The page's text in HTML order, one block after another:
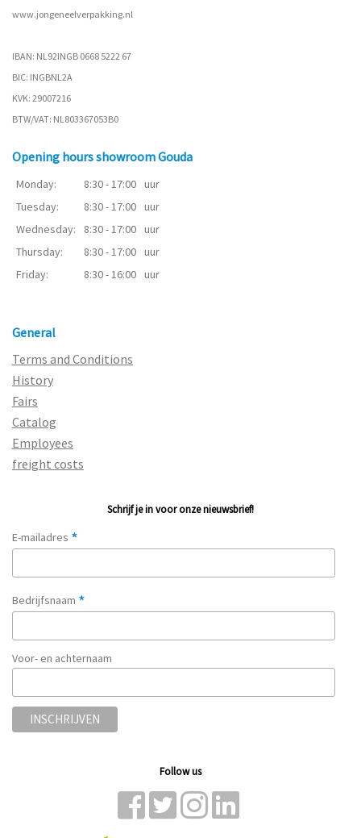
www.jongeneelverpakking.nl
IBAN: NL92INGB 0668 5222 67
BIC: INGBNL2A
KVK: 29007216
BTW/VAT: NL803367053B0
Opening hours showroom Gouda
Monday: 8:30 - 17:00 uur
Tuesday:
8:30 - 17:00 uur
Wednesday:
8:30 - 17:00 uur
Thursday:
8:30 - 17:00 uur
Friday:
8:30 - 16:00 uur
General
Terms and Conditions
History
Fairs
Catalog
Employees
freight costs
Schrijf je in voor onze nieuwsbrief!
E-mailadres *
Bedrijfsnaam *
Voor- en achternaam
Follow us